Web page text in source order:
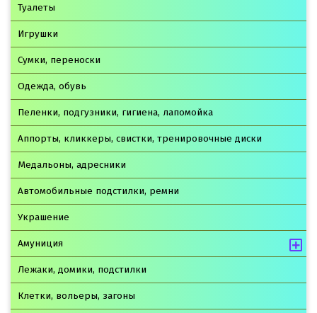
Туалеты
Игрушки
Сумки, переноски
Одежда, обувь
Пеленки, подгузники, гигиена, лапомойка
Аппорты, кликкеры, свистки, тренировочные диски
Медальоны, адресники
Автомобильные подстилки, ремни
Украшение
Амуниция
Лежаки, домики, подстилки
Клетки, вольеры, загоны